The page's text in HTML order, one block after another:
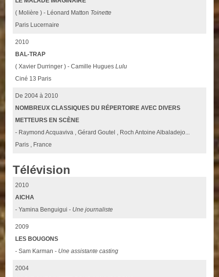
( Molière ) - Léonard Matton Toinette
Paris Lucernaire
2010
BAL-TRAP
( Xavier Durringer ) - Camille HuguesLulu
Ciné 13 Paris
De 2004 à 2010
NOMBREUX CLASSIQUES DU RÉPERTOIRE AVEC DIVERS
METTEURS EN SCÈNE
- Raymond Acquaviva , Gérard Goutel , Roch Antoine Albaladejo...
Paris , France
Télévision
2010
AICHA
- Yamina Benguigui - Une journaliste
2009
LES BOUGONS
- Sam Karman - Une assistante casting
2004